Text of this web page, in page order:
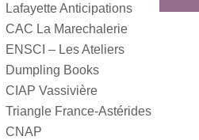
Lafayette Anticipations
CAC La Marechalerie
ENSCI – Les Ateliers
Dumpling Books
CIAP Vassivière
Triangle France-Astérides
CNAP